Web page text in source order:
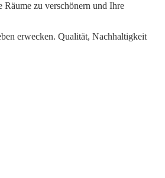
zu verschönern und Ihre
erwecken. Qualität, Nachhaltigkeit